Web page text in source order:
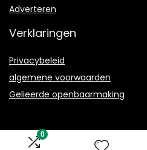
0
Adverteren
Verklaringen
Privacybeleid
algemene voorwaarden
Gelieerde openbaarmaking